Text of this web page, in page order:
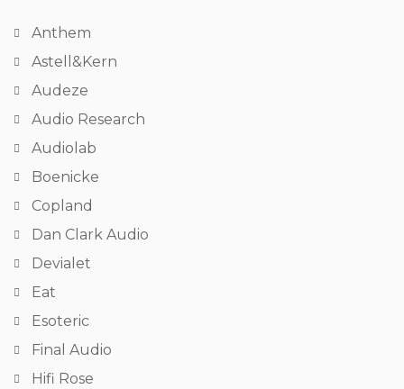
Anthem
Astell&Kern
Audeze
Audio Research
Audiolab
Boenicke
Copland
Dan Clark Audio
Devialet
Eat
Esoteric
Final Audio
Hifi Rose